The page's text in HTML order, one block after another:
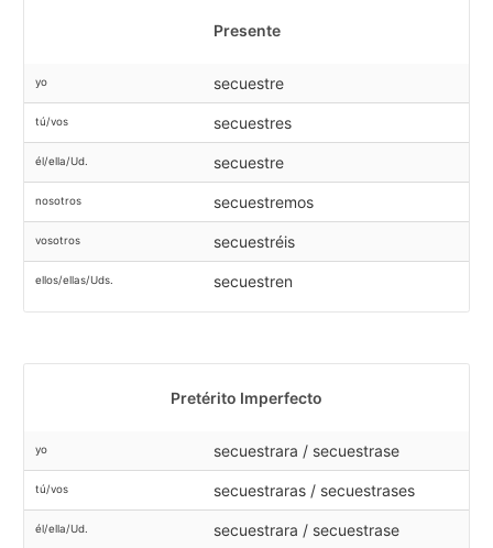
Presente
yo secuestre
tú/vos secuestres
él/ella/Ud. secuestre
nosotros secuestremos
vosotros secuestréis
ellos/ellas/Uds. secuestren
Pretérito Imperfecto
yo secuestrara / secuestrase
tú/vos secuestraras / secuestrases
él/ella/Ud. secuestrara / secuestrase